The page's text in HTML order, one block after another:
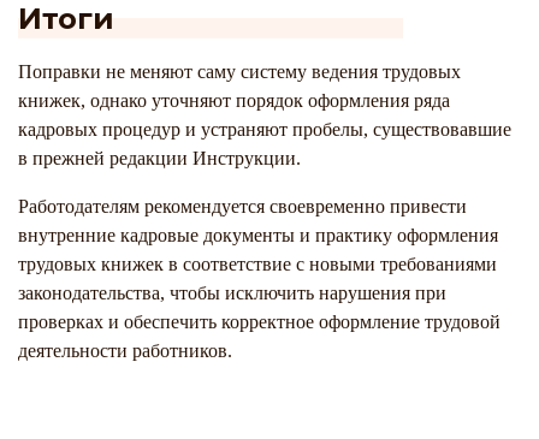
Итоги
Поправки не меняют саму систему ведения трудовых
книжек, однако уточняют порядок оформления ряда
кадровых процедур и устраняют пробелы, существовавшие
в прежней редакции Инструкции.
Работодателям рекомендуется своевременно привести
внутренние кадровые документы и практику оформления
трудовых книжек в соответствие с новыми требованиями
законодательства, чтобы исключить нарушения при
проверках и обеспечить корректное оформление трудовой
деятельности работников.